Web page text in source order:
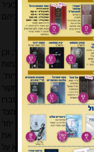
מסרו לו היה נהרג בעיר
עמו. משמע היכא דשניהם
[10]
.
על חשבון חיי העובר, וכן
האם בהריונה היא תמות
פי דברי ה'פנים מאירות'.
הרמב"ם, שכן המקור
שבע בן בכרי על פי הסברו
את שבע בן בכרי הוא מצד
בכרי היה הוא נהרג יחד
אין איסור להרוג את
על עקרון זה, אלא על